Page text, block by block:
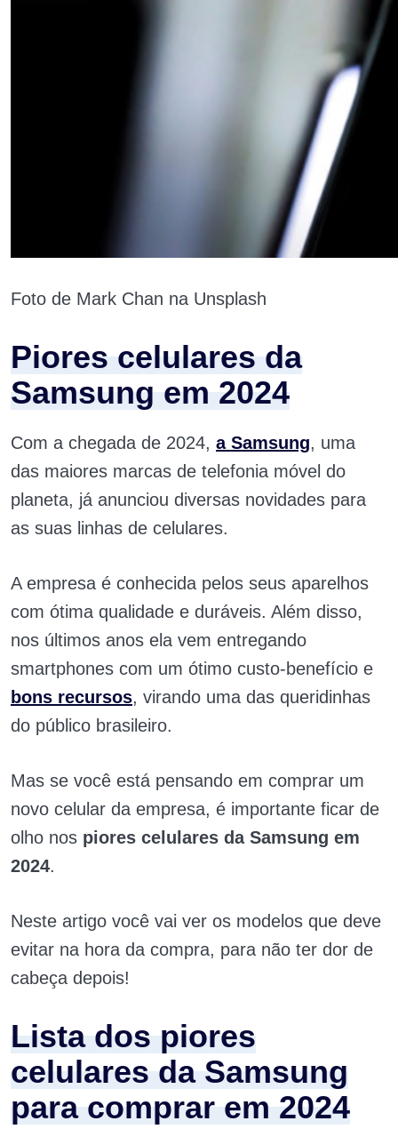
Foto de Mark Chan na Unsplash
Piores celulares da
Samsung em 2024
Com a chegada de 2024, a Samsung, uma
das maiores marcas de telefonia móvel do
planeta, já anunciou diversas novidades para
as suas linhas de celulares.
A empresa é conhecida pelos seus aparelhos
com ótima qualidade e duráveis. Além disso,
nos últimos anos ela vem entregando
smartphones com um ótimo custo-benefício e
bons recursos, virando uma das queridinhas
do público brasileiro.
Mas se você está pensando em comprar um
novo celular da empresa, é importante ficar de
olho nos piores celulares da Samsung em
2024.
Neste artigo você vai ver os modelos que deve
evitar na hora da compra, para não ter dor de
cabeça depois!
Lista dos piores
celulares da Samsung
para comprar em 2024